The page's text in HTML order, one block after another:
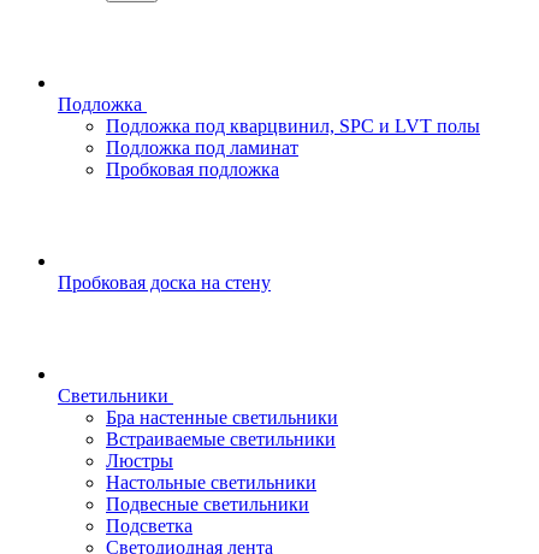
Подложка
Подложка под кварцвинил, SPC и LVT полы
Подложка под ламинат
Пробковая подложка
Пробковая доска на стену
Светильники
Бра настенные светильники
Встраиваемые светильники
Люстры
Настольные светильники
Подвесные светильники
Подсветка
Светодиодная лента